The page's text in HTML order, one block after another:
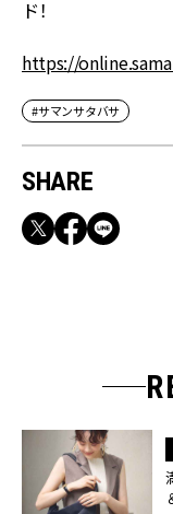
ド！
https://
#サマンサタバサ
SHARE